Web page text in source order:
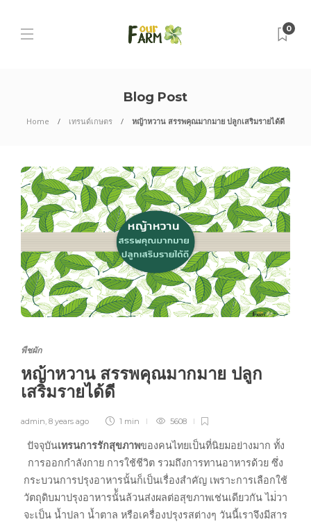
0
Blog Post
Home เทรนด์เกษตร หญ้าหวาน สรรพคุณมากมาย ปลูกเสริมรายได้ดี
พืชผัก
หญ้าหวาน สรรพคุณมากมาย ปลูก
เสริมรายได้ดี
admin 8 years ago 1 min 5608
ปัจจุบันเทรนการรักสุขภาพของคนไทยเป็นที่นิยมอย่างมาก ทั้ง
การออกกำลังกาย การใช้ชีวิต รวมถึงการทานอาหารด้วย ซึ่ง
กระบวนการปรุงอาหารนั้นก็เป็นเรื่องสำคัญ เพราะการเลือกใช้
วัตถุดิบมาปรุงอาหารนั้ันล้วนส่งผลต่อสุขภาพเช่นเดียวกัน ไม่่วา
จะเป็น น้ำปลา น้ำตาล หรือเครื่องปรุงรสต่างๆ วันนี้เราจึงมีสาร